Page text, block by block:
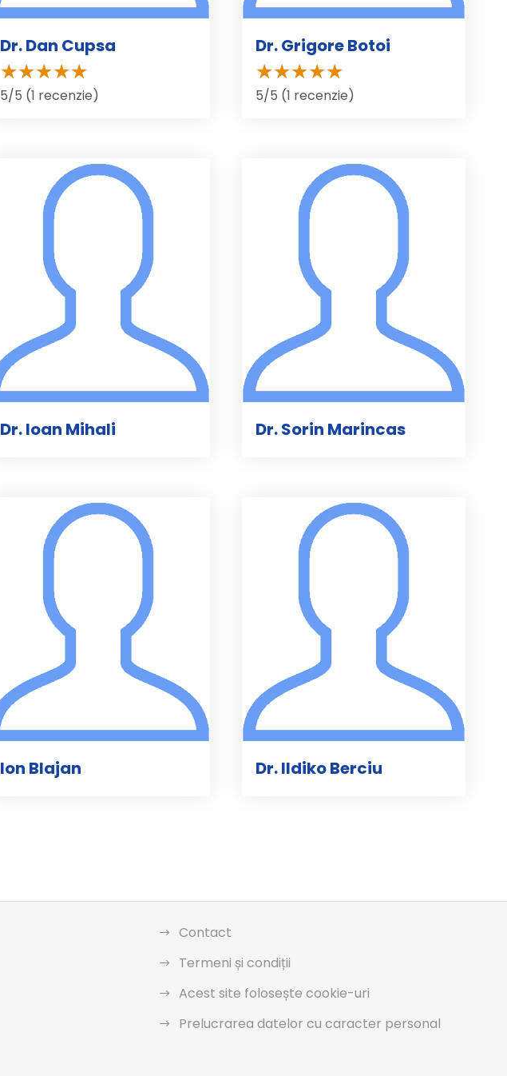
Dr. Dan Cupsa
5/5 (1 recenzie)
Dr. Grigore Botoi
5/5 (1 recenzie)
Dr. Ioan Mihali Dr. Sorin Marincas
Ion Blajan Dr. Ildiko Berciu
Contact
Termeni și condiții
Acest site folosește cookie-uri
Prelucrarea datelor cu caracter personal